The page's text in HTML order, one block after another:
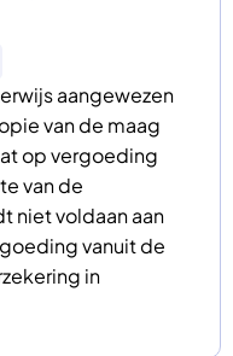
aangewezen
van de maag
op vergoeding
van de
niet voldaan aan
vanuit de
in